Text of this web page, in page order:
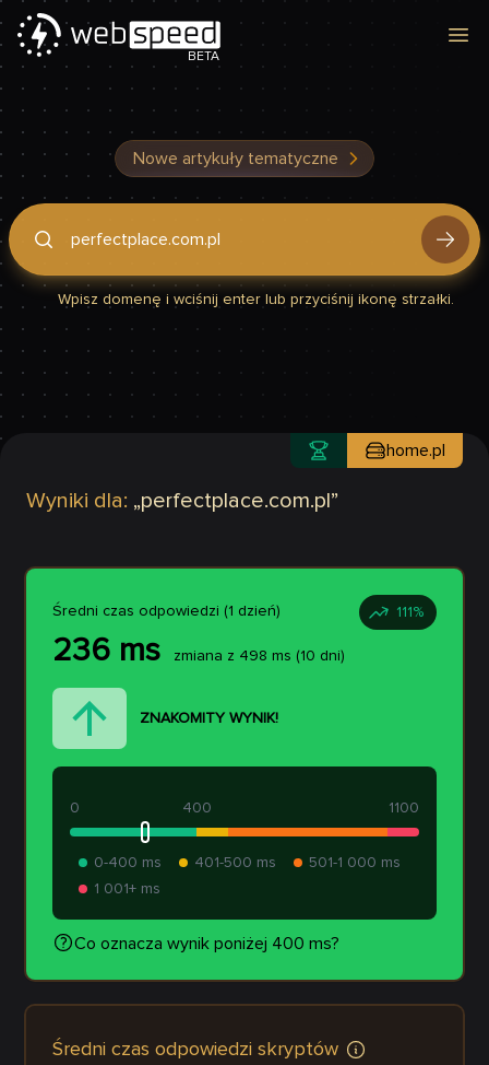
BETA
Nowe artykuły tematyczne
Podaj domenę, by sprawdzić, czy Twoja strona jest szybka
Wpisz domenę i wciśnij enter lub przyciśnij ikonę strzałki.
Wyniki dla: „perfectplace.com.pl ”
home.pl
Średni czas odpowiedzi (1 dzień) 111 %
236 ms zmiana z 498 ms (10 dni)
ZNAKOMITY WYNIK!
400
0 1100
0-400 ms 401-500 ms
501-1 000 ms
1 001+ ms
Co oznacza wynik poniżej 400 ms?
Średni czas odpowiedzi skryptów